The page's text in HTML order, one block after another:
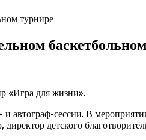
турнире
«Игра для жизни».
сессии. В
детского